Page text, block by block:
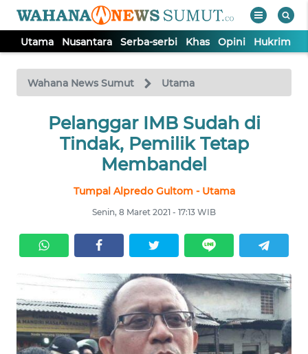
Utama Nusantara Serba-serbi Khas Opini Hukrim
Wahana News Sumut Utama
Pelanggar IMB Sudah di
Tindak, Pemilik Tetap
Membandel
Tumpal Alpredo Gultom - Utama
Senin, 8 Maret 2021 - 17:13 WIB
TV
Tutup
UTAMA
KHAS
OPINI
HUKRIM